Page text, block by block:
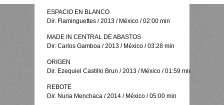
ESPACIO EN BLANCO
Dir. Flaminguettes / 2013 / México / 02:00 min
MADE IN CENTRAL DE ABASTOS
Dir. Carlos Gamboa / 2013 / México / 03:28 min
ORIGEN
Dir. Ezequiel Castillo Brun / 2013 / México / 01:59 min
REBOTE
Dir. Nuria Menchaca / 2014 / México / 05:00 min